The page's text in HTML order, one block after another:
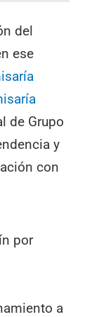
del
ese
de Grupo
y
con
por
a